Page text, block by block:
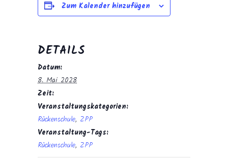
Zum Kalender hinzufügen
DETAILS
Datum:
8. Mai 2028
Zeit:
Veranstaltungskategorien:
Rückenschule, ZPP
Veranstaltung-Tags:
Rückenschule, ZPP